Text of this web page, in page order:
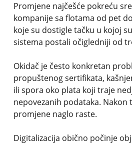
Promjene najčešće pokreću
kompanije sa flotama od pet
koje su dostigle tačku u kojoj
sistema postali očigledniji od
Okidač je često konkretan
propuštenog sertifikata,
ili spora oko plata koji traje
nepovezanih podataka. Nakon
promjene naglo raste.
Digitalizacija obično počinje